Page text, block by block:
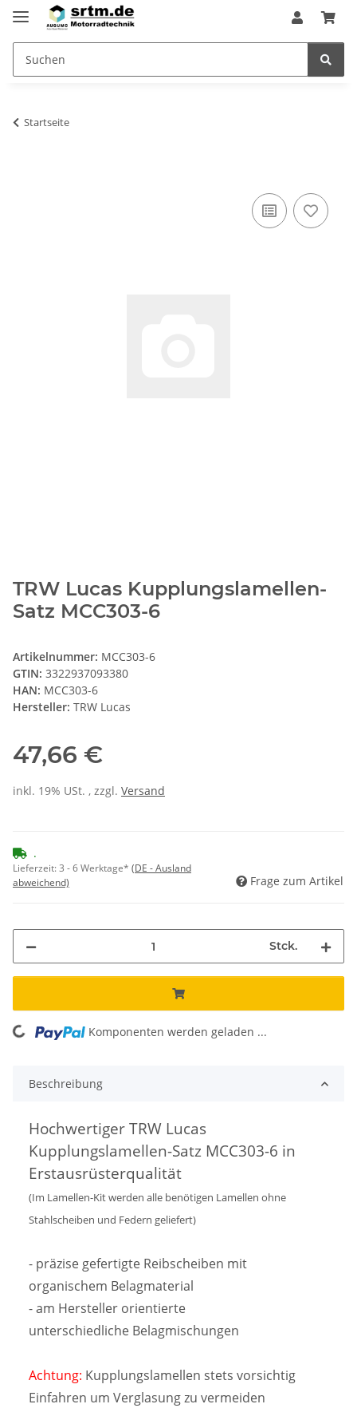
Startseite
TRW Lucas Kupplungslamellen-
Satz MCC303-6
Artikelnummer: MCC303-6
GTIN: 3322937093380
HAN: MCC303-6
Hersteller: TRW Lucas
47,66 €
inkl. 19% USt. , zzgl. Versand
.
Lieferzeit:3 - 6 Werktage* (DE - Ausland
abweichend)
Frage zum Artikel
Stck.
Loading... Komponenten werden geladen ...
Beschreibung
Hochwertiger TRW Lucas
Kupplungslamellen-Satz MCC303-6 in
Erstausrüsterqualität
(Im Lamellen-Kit werden alle benötigen Lamellen ohne
Stahlscheiben und Federn geliefert)
- präzise gefertigte Reibscheiben mit
organischem Belagmaterial
- am Hersteller orientierte
unterschiedliche Belagmischungen
Achtung: Kupplungslamellen stets vorsichtig
Einfahren um Verglasung zu vermeiden